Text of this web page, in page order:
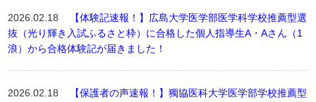
2026.02.18
【体験記速報！】広島大学医学部医学科学校推薦型選
抜（光り輝き入試ふるさと枠）に合格した個人指導生A・Aさん（1
浪）から合格体験記が届きました！
2026.02.18
【保護者の声速報！】獨協医科大学医学部学校推薦型